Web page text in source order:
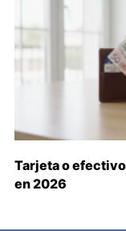
Tarjeta o
en 2026